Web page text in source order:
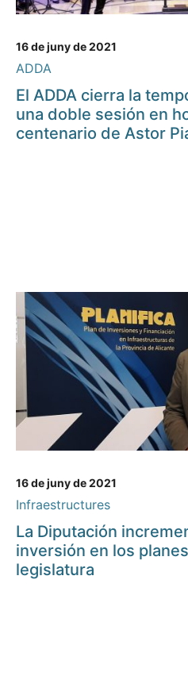
16 de juny de 2021
ADDA
El ADDA cierra la
una doble sesión en
centenario de Astor
16 de juny de 2021
Infraestructures
La Diputación
inversión en los
legislatura